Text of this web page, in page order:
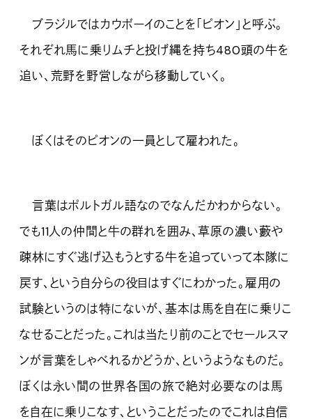
ブラジルではカウボーイのことを「ピオン」と呼ぶ。
それぞれ馬に乗りムチと投げ縄を持ち480頭の牛を
追い、荒野を野営しながら移動していく。
ぼくはそのピオンの一員として雇われた。
言葉はポルトガル語なのでなんだかわからない。
でも11人の仲間と牛の群れを囲み、草原の濃い藪や
疎林にすぐ逃げ込もうとする牛を追っていって本隊に
戻す、という自分らの役目はすぐにわかった。雇用の
試験というのは特にないが、基本は馬を自在に乗りこ
なせることだった。これは当たり前のことでセールスマ
ンが言葉をしゃべれるかどうか、というようなものだ。
ぼくは永い間の世界各国の旅で絶対必要なのは馬
を自在に乗りこなす、ということだったのでこれは自信